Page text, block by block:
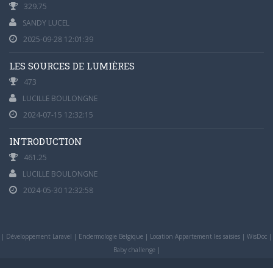
329.75
SANDY LUCEL
2025-09-28 12:01:39
LES SOURCES DE LUMIÈRES
473
LUCILLE BOULONGNE
2024-07-15 12:32:15
INTRODUCTION
461.25
LUCILLE BOULONGNE
2024-05-30 12:32:58
| Développement Laravel | Endermologie Belgique | Location Appartement les saisies | WisDoc |
Baby challenge|